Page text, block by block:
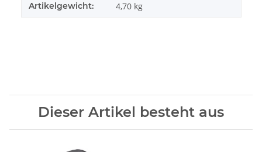
Artikelgewicht: 4,70 kg
Dieser Artikel besteht aus